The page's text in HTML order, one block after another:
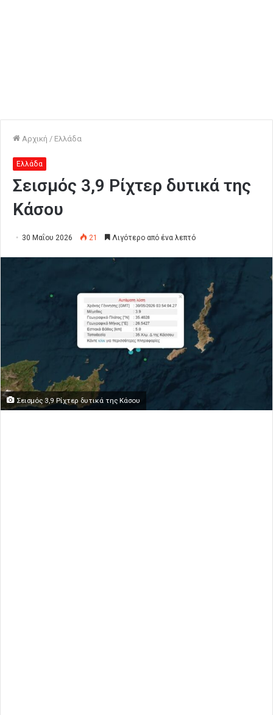
Αρχική / Ελλάδα
Ελλάδα
Σεισμός 3,9 Ρίχτερ δυτικά της
Κάσου
30 Μαΐου 2026 21 Λιγότερο από ένα λεπτό
Σεισμός 3,9 Ρίχτερ δυτικά της Κάσου